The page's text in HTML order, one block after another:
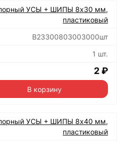
УСЫ + ШИПЫ 8х30 мм,
пластиковый
B23300803003000шт
1 шт.
2 ₽
В корзину
УСЫ + ШИПЫ 8х40 мм,
пластиковый